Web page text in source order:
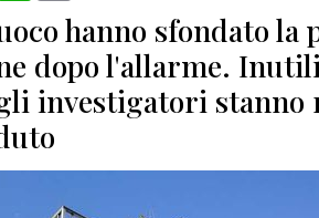
hanno sfondato la
dopo l'allarme.
investigatori